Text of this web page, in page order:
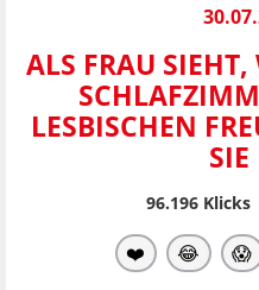
ALS FRAU
LESBISCHEN
SIE
96.196Klicks
❤️ 😂 😱